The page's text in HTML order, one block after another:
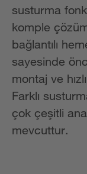
susturma
komple
bağlantılı
sayesinde
montaj ve
Farklı
çok çeşitli
mevcuttur.